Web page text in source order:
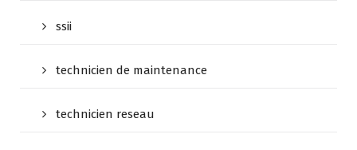
ssii
technicien de maintenance
technicien reseau